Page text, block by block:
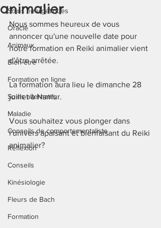
Soins énergétiques
Oracle
Animaux
Bien-être
Formation en ligne
Soins alternatifs
Maladie
Conseils de comportementaliste
Réflexion
Conseils
Kinésiologie
Fleurs de Bach
Formation
animalier
Nous sommes heureux de vous
annoncer qu'une nouvelle date pour
notre formation en Reiki animalier vient
d'être arrêtée.
La formation aura lieu le dimanche 28
juillet à Namur.
Vous souhaitez vous plonger dans
l'univers apaisant et bienfaisant du Reiki
animalier?